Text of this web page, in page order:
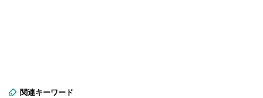
関連キーワード